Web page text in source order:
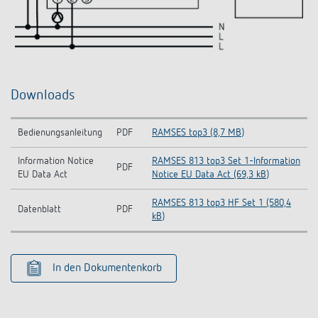
Downloads
Bedienungsanleitung PDF RAMSES top3 (8,7 MB)
Information Notice
EU Data Act
PDF
RAMSES 813 top3 Set 1-Information
Notice EU Data Act (69,3 kB)
Datenblatt PDF
RAMSES 813 top3 HF Set 1 (580,4
kB)
In den Dokumentenkorb